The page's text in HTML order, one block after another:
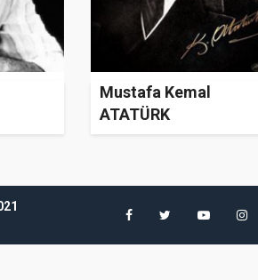
Mustafa Kemal
ATATÜRK